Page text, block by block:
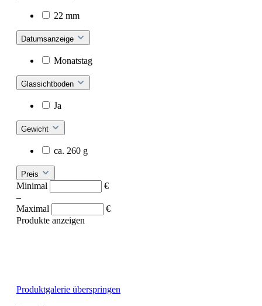
22 mm
Datumsanzeige
Monatstag
Glassichtboden
Ja
Gewicht
ca. 260 g
Preis
Minimal
€
–
Maximal
€
Produkte anzeigen
Produktgalerie überspringen